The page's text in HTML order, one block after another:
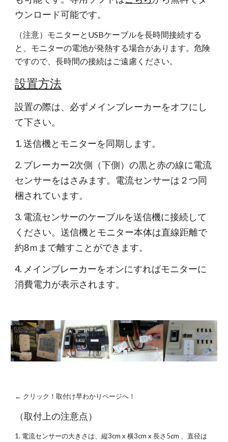
ウンロード可能です。
（注意）モニターとUSBケーブルを長時間接続する
と、モニターの電池が発熱する場合があります。危険
ですので、長時間の接続はご遠慮ください。
設置方法
設置の際は、必ずメインブレーカーをオフにし
て下さい。
1. 送信機とモニターを同期します。
2. ブレーカー2次側（下側）の黒と赤の線に電流
センサーをはさみます。電流センサーは２つ同
梱されています。
3. 電流センサーのケーブルを送信機に接続して
ください。送信機とモニター本体は直線距離で
約8ｍまで離すことができます。
4. メインブレーカーをオンにすればモニターに
消費電力が表示されます。
← クリック！取付け早わかりページへ！
（取付上の注意点）
1. 電流センサーの大きさは、縦3cm x 横3cm x 長さ5cm 、直径は